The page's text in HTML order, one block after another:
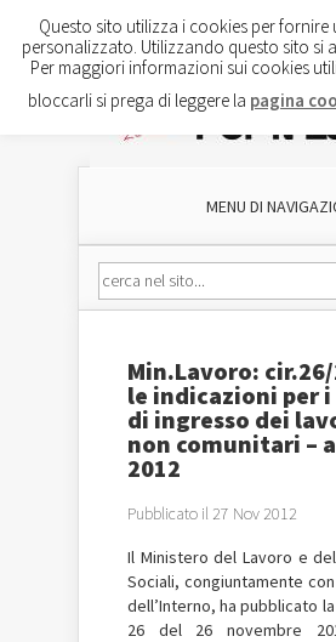
MENU DI
Min.Lavoro: cir.26/
le indicazioni per
di ingresso dei
non comunitari –
2012
Pubblicato il 27 Nov 2012
Il Ministero del Lavoro e
Sociali, congiuntamente
dell’Interno, ha pubblicato
26 del 26 novembre
Questo sito utilizza i cookies per fornire
personalizzato. Utilizzando questo sito si
Per maggiori informazioni sui cookies
bloccarli si prega di leggere la pagina